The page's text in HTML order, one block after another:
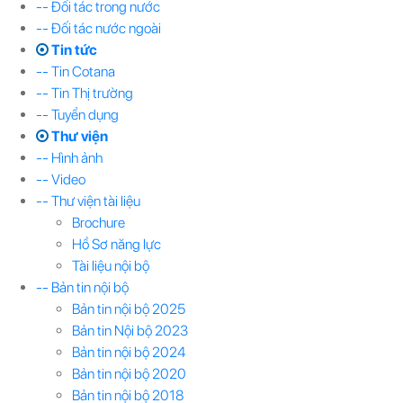
-- Đối tác trong nước
-- Đối tác nước ngoài
Tin tức
-- Tin Cotana
-- Tin Thị trường
-- Tuyển dụng
Thư viện
-- Hình ảnh
-- Video
-- Thư viện tài liệu
Brochure
Hồ Sơ năng lực
Tài liệu nội bộ
-- Bản tin nội bộ
Bản tin nội bộ 2025
Bản tin Nội bộ 2023
Bản tin nội bộ 2024
Bản tin nội bộ 2020
Bản tin nội bộ 2018